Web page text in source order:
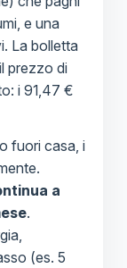
e una
La bolletta
prezzo di
i 91,47 €
fuori casa, i
a
.
(es. 5